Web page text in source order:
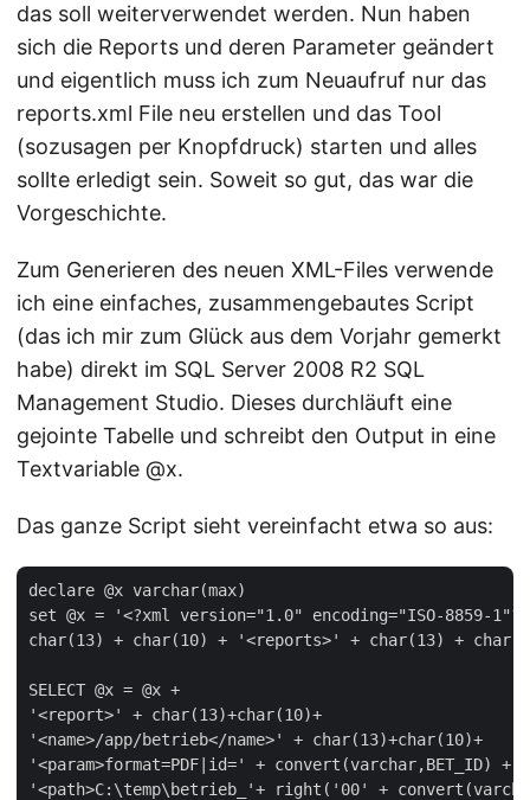
das soll weiterverwendet werden. Nun haben
sich die Reports und deren Parameter geändert
und eigentlich muss ich zum Neuaufruf nur das
reports.xml File neu erstellen und das Tool
(sozusagen per Knopfdruck) starten und alles
sollte erledigt sein. Soweit so gut, das war die
Vorgeschichte.
Zum Generieren des neuen XML-Files verwende
ich eine einfaches, zusammengebautes Script
(das ich mir zum Glück aus dem Vorjahr gemerkt
habe) direkt im SQL Server 2008 R2 SQL
Management Studio. Dieses durchläuft eine
gejointe Tabelle und schreibt den Output in eine
Textvariable @x.
Das ganze Script sieht vereinfacht etwa so aus:
declare @x varchar(max)
set @x = '<?xml version="1.0" encoding="ISO-8859-
char(13) + char(10) + '<reports>' + char(13) +
SELECT @x = @x +
'<report>' + char(13)+char(10)+
'<name>/app/betrieb</name>' + char(13)+char(10)+
'<param>format=PDF|id=' +
'<path>C:\temp\betrieb_'+ right('00' +